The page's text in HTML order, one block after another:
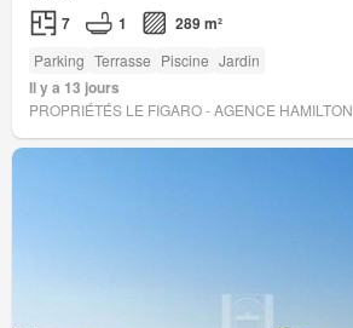
7 1 289 m²
Parking Terrasse Piscine Jardin
Il y a 13 jours
PROPRIÉTÉS LE FIGARO - AGENCE HAMILTON